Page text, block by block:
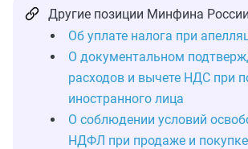
Другие позиции Минфина
Об уплате налога при
О документальном
расходов и вычете НДС при
иностранного лица
О соблюдении условий
НДФЛ при продаже и